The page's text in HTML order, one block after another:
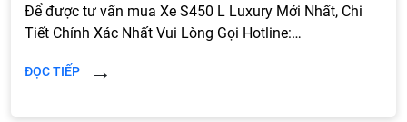
Để được tư vấn mua Xe S450 L Luxury Mới Nhất, Chi
Tiết Chính Xác Nhất Vui Lòng Gọi Hotline:…
ĐỌC TIẾP